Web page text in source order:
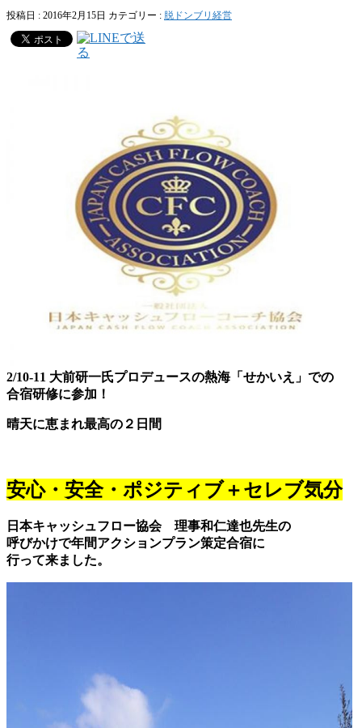
投稿日 : 2016年2月15日 カテゴリー : 脱ドンブリ経営
2/10-11 大前研一氏プロデュースの熱海「せかいえ」での
合宿研修に参加！
晴天に恵まれ最高の２日間
安心・安全・ポジティブ＋セレブ気分
日本キャッシュフロー協会 理事和仁達也先生の
呼びかけで年間アクションプラン策定合宿に
行って来ました。